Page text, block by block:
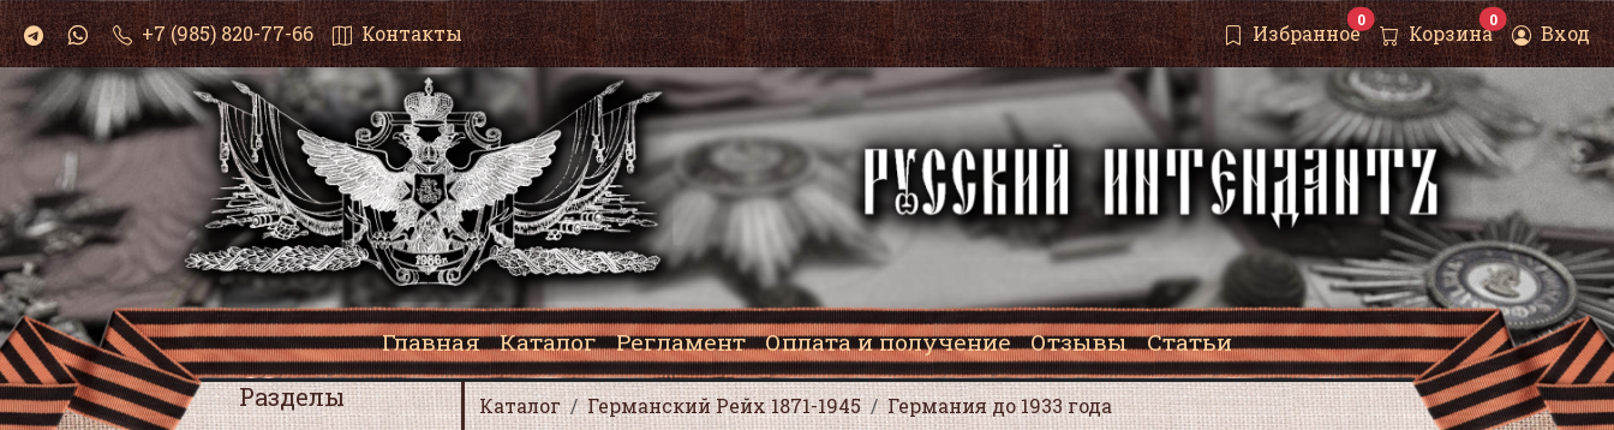
+7 (985) 820-77-66 Контакты Избранное
0
Корзина
0
Вход
Главная Каталог Регламент Оплата и получение Отзывы Статьи
Разделы Каталог Германский Рейх 1871-1945 Германия до 1933 года